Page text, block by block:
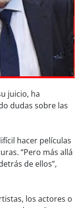
juicio, ha
dudas sobre las
hacer películas
“Pero más allá
de ellos”,
los actores o